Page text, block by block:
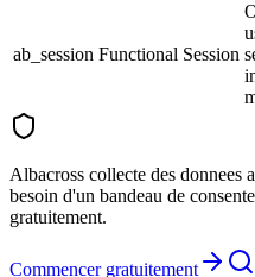
ab_session Functional Session
Albacross collecte des
besoin d'un bandeau de
gratuitement.
Commencer gratuitement